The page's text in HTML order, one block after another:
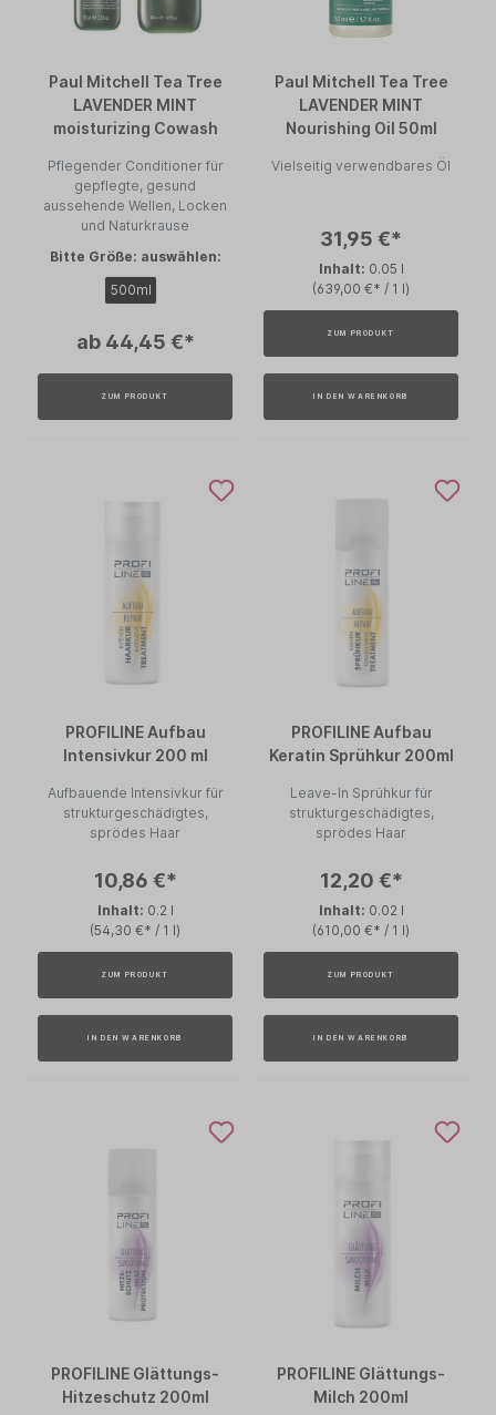
Paul Mitchell Tea Tree
LAVENDER MINT
moisturizing Cowash
Pflegender Conditioner für
gepflegte, gesund
aussehende Wellen, Locken
und Naturkrause
Bitte Größe: auswählen:
500ml
ab 44,45 €*
ZUM PRODUKT
Paul Mitchell Tea Tree
LAVENDER MINT
Nourishing Oil 50ml
Vielseitig verwendbares Öl
31,95 €*
Inhalt: 0.05 l
(639,00 €* / 1 l)
ZUM PRODUKT
IN DEN WARENKORB
PROFILINE Aufbau
Intensivkur 200 ml
Aufbauende Intensivkur für
strukturgeschädigtes,
sprödes Haar
10,86 €*
Inhalt: 0.2 l
(54,30 €* / 1 l)
ZUM PRODUKT
IN DEN WARENKORB
PROFILINE Aufbau
Keratin Sprühkur 200ml
Leave-In Sprühkur für
strukturgeschädigtes,
sprödes Haar
12,20 €*
Inhalt: 0.02 l
(610,00 €* / 1 l)
ZUM PRODUKT
IN DEN WARENKORB
PROFILINE Glättungs-
Hitzeschutz 200ml
PROFILINE Glättungs-
Milch 200ml